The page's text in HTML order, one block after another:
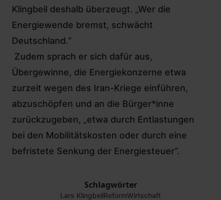
Klingbeil deshalb überzeugt. „Wer die
Energiewende bremst, schwächt
Deutschland.“
Zudem sprach er sich dafür aus,
Übergewinne, die Energiekonzerne etwa
zurzeit wegen des Iran-Kriege einführen,
abzuschöpfen und an die Bürger*inne
zurückzugeben, „etwa durch Entlastungen
bei den Mobilitätskosten oder durch eine
befristete Senkung der Energiesteuer“.
Schlagwörter
Lars KlingbeilReformWirtschaft